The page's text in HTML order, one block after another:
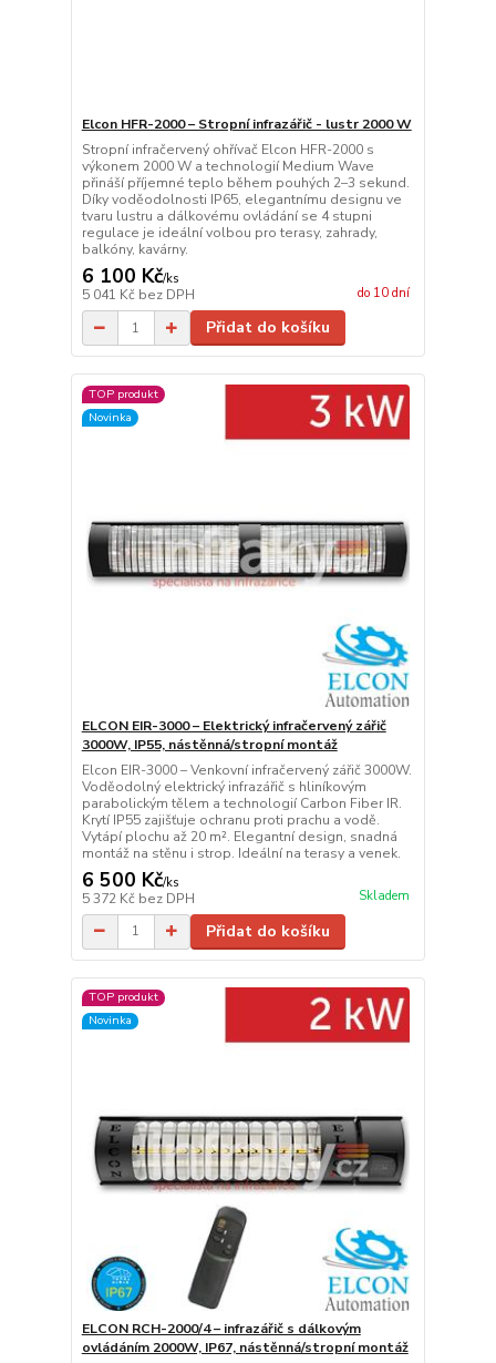
Elcon HFR-2000 – Stropní infrazářič - lustr 2000 W
Stropní infračervený ohřívač Elcon HFR-2000 s
výkonem 2000 W a technologií Medium Wave
přináší příjemné teplo během pouhých 2–3 sekund.
Díky voděodolnosti IP65, elegantnímu designu ve
tvaru lustru a dálkovému ovládání se 4 stupni
regulace je ideální volbou pro terasy, zahrady,
balkóny, kavárny.
6 100 Kč/ks
5 041 Kč bez DPH do 10 dní
Přidat do košíku
TOP produkt
Novinka
ELCON EIR-3000 – Elektrický infračervený zářič
3000W, IP55, nástěnná/stropní montáž
Elcon EIR-3000 – Venkovní infračervený zářič 3000W.
Voděodolný elektrický infrazářič s hliníkovým
parabolickým tělem a technologií Carbon Fiber IR.
Krytí IP55 zajišťuje ochranu proti prachu a vodě.
Vytápí plochu až 20 m². Elegantní design, snadná
montáž na stěnu i strop. Ideální na terasy a venek.
6 500 Kč/ks
5 372 Kč bez DPH Skladem
Přidat do košíku
TOP produkt
Novinka
ELCON RCH-2000/4 – infrazářič s dálkovým
ovládáním 2000W, IP67, nástěnná/stropní montáž